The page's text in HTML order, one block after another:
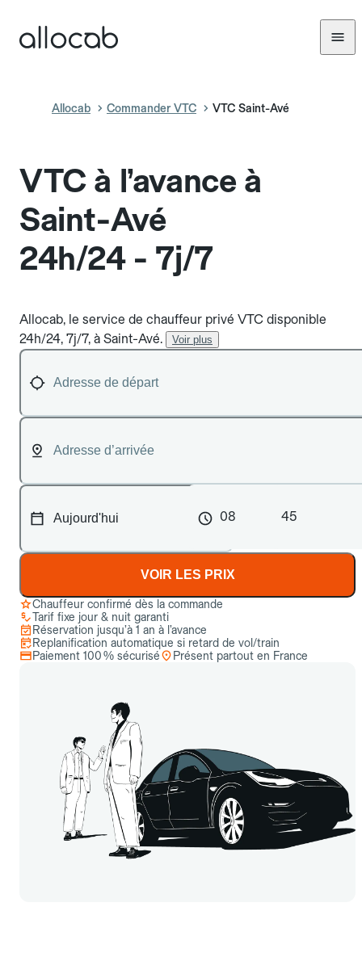
Allocab Commander VTC VTC Saint-Avé
VTC à l’avance à
Saint-Avé
24h/24 - 7j/7
Allocab, le service de chauffeur privé VTC disponible
24h/24, 7j/7, à Saint-Avé.
Voir plus
08 45
VOIR LES PRIX
Chauffeur confirmé dès la commande
Tarif fixe jour & nuit garanti
Réservation jusqu’à 1 an à l’avance
Replanification automatique si retard de vol/train
Paiement 100 % sécurisé
Présent partout en France